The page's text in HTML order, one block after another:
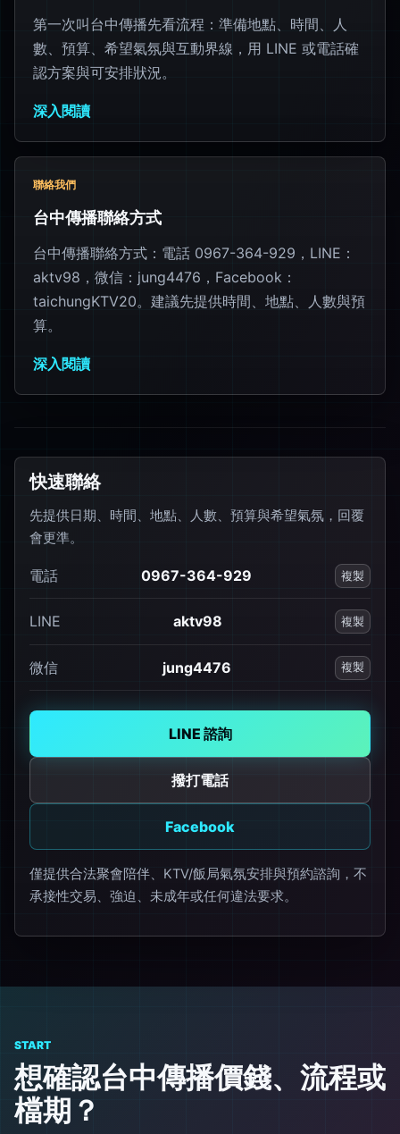
第一次叫台中傳播先看流程：準備地點、時間、人
數、預算、希望氣氛與互動界線，用 LINE 或電話確
認方案與可安排狀況。
深入閱讀
聯絡我們
台中傳播聯絡方式
台中傳播聯絡方式：電話 0967-364-929，LINE：
aktv98，微信：jung4476，Facebook：
taichungKTV20。建議先提供時間、地點、人數與預
算。
深入閱讀
快速聯絡
先提供日期、時間、地點、人數、預算與希望氣氛，回覆
會更準。
電話 0967-364-929 複製
LINE aktv98 複製
微信 jung4476 複製
LINE 諮詢
撥打電話
Facebook
僅提供合法聚會陪伴、KTV/飯局氣氛安排與預約諮詢，不
承接性交易、強迫、未成年或任何違法要求。
START
想確認台中傳播價錢、流程或
檔期？